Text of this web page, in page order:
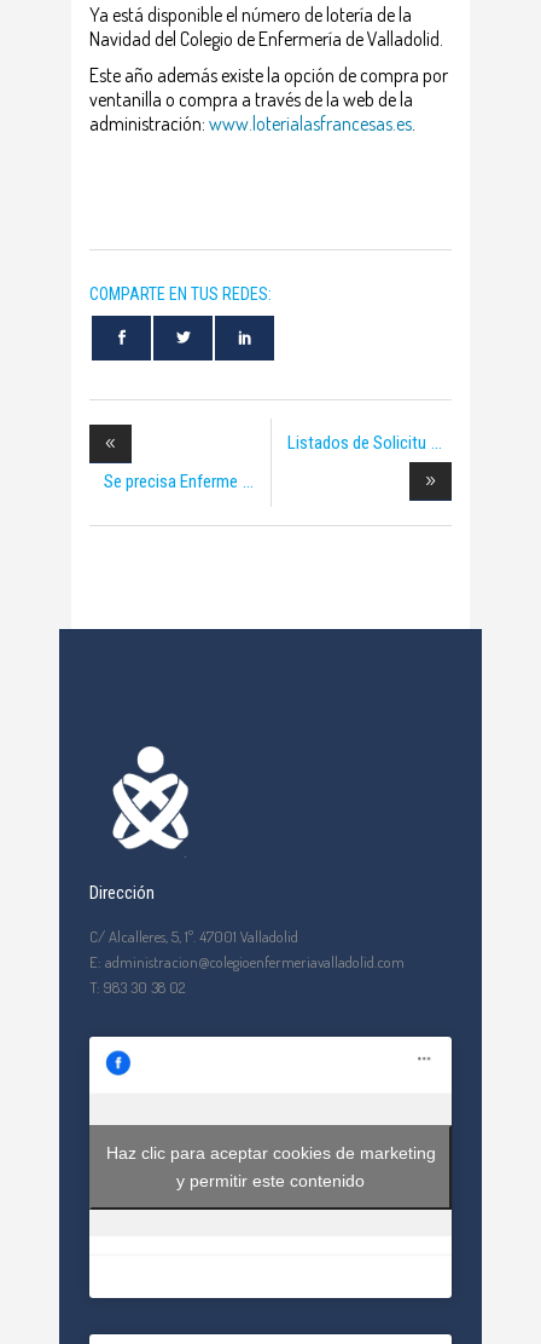
Ya está disponible el número de lotería de la
Navidad del Colegio de Enfermería de Valladolid.
Este año además existe la opción de compra por
ventanilla o compra a través de la web de la
administración: www.loterialasfrancesas.es
COMPARTE EN TUS REDES:
Se precisa Enferme
Listados de Solicitu
Dirección
C/ Alcalleres, 5, 1º. 47001 Valladolid
E: administracion@colegioenfermeriavalladolid.com
T: 983 30 38 02
Haz clic para aceptar cookies de marketing
y permitir este contenido